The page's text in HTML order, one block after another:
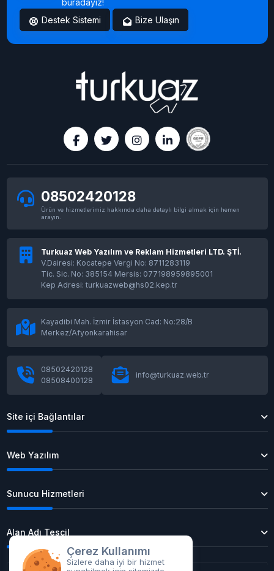
buradayız!
Destek Sistemi
Bize Ulaşın
08502420128
Ürün ve hizmetlerimiz hakkında daha detaylı bilgi almak için hemen
arayın.
Turkuaz Web Yazılım ve Reklam Hizmetleri LTD. ŞTİ.
V.Dairesi: Kocatepe Vergi No: 8711283119
Tic. Sic. No: 385154 Mersis: 077198959895001
Kep Adresi: turkuazweb@hs02.kep.tr
Kayadibi Mah. İzmir İstasyon Cad: No:28/B
Merkez/Afyonkarahisar
08502420128
08508400128
info@turkuaz.web.tr
Site içi Bağlantılar
Web Yazılım
Sunucu Hizmetleri
Alan Adı Tescil
Çerez Kullanımı
Sizlere daha iyi bir hizmet